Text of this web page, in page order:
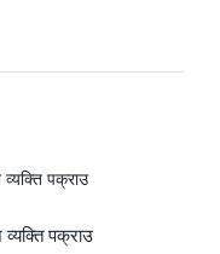
व्यक्ति पक्राउ